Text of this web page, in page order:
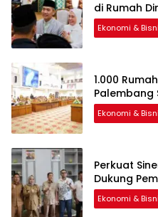
di Rumah
Ekonomi &
1.000
Palembang
Ekonomi &
Perkuat
Dukung
Ekonomi &